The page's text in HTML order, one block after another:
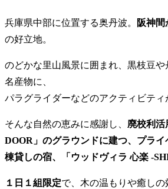
兵庫県中部に位置する奥丹波。
阪神間
の好立地。
のどかな里山風景に囲まれ、黒枝豆
名産物に、
パラグライダーなどのアクティビティ
そんな自然の恵みに感謝し、 廃校利活
DOOR」のグラウンドに建つ、プラ
棟貸しの宿、「ウッドヴィラ 心楽 -
１日１組限定で、木の温もりや癒し